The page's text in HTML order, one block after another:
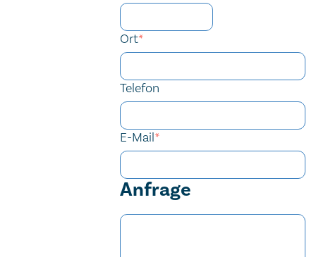
Ort*
Telefon
E-Mail*
Anfrage